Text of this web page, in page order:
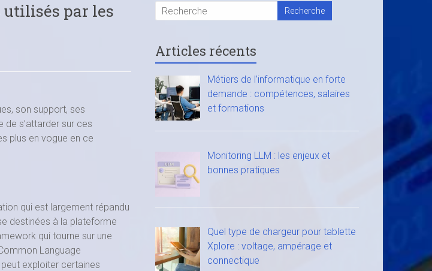
utilisés par les
son support, ses
de s’attarder sur ces
plus en vogue en ce
qui est largement répandu
destinées à la plateforme
qui tourne sur une
Language
exploiter certaines
Articles récents
Métiers de l’informatique en forte
demande : compétences, salaires
et formations
Monitoring LLM : les enjeux et
bonnes pratiques
Quel type de chargeur pour tablette
Xplore : voltage, ampérage et
connectique